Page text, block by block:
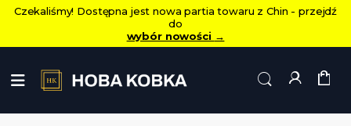
Czekaliśmy! Dostępna jest nowa partia towaru z Chin - przejdź
do
wybór nowości →